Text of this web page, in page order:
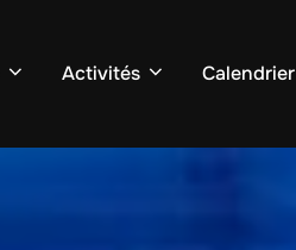
Activités Calendrier